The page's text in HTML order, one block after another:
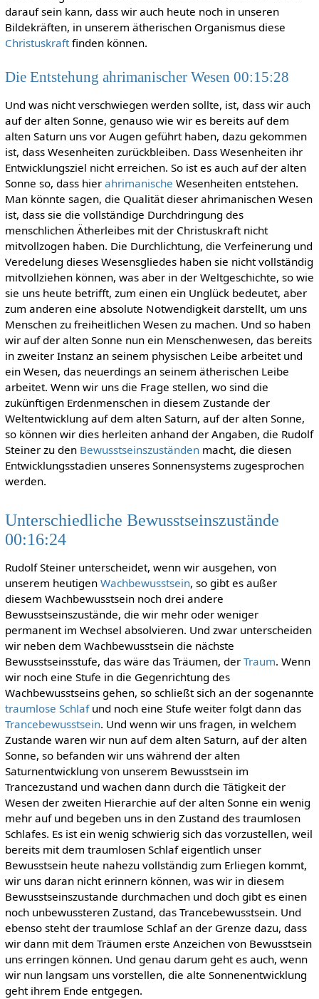
darauf sein kann, dass wir auch heute noch in unseren
Bildekräften, in unserem ätherischen Organismus diese
Christuskraftfinden können.
Die Entstehung ahrimanischer Wesen 00:15:28
Und was nicht verschwiegen werden sollte, ist, dass wir auch
auf der alten Sonne, genauso wie wir es bereits auf dem
alten Saturn uns vor Augen geführt haben, dazu gekommen
ist, dass Wesenheiten zurückbleiben. Dass Wesenheiten ihr
Entwicklungsziel nicht erreichen. So ist es auch auf der alten
Sonne so, dass hier ahrimanische Wesenheiten entstehen.
Man könnte sagen, die Qualität dieser ahrimanischen Wesen
ist, dass sie die vollständige Durchdringung des
menschlichen Ätherleibes mit der Christuskraft nicht
mitvollzogen haben. Die Durchlichtung, die Verfeinerung und
Veredelung dieses Wesensgliedes haben sie nicht vollständig
mitvollziehen können, was aber in der Weltgeschichte, so wie
sie uns heute betrifft, zum einen ein Unglück bedeutet, aber
zum anderen eine absolute Notwendigkeit darstellt, um uns
Menschen zu freiheitlichen Wesen zu machen. Und so haben
wir auf der alten Sonne nun ein Menschenwesen, das bereits
in zweiter Instanz an seinem physischen Leibe arbeitet und
ein Wesen, das neuerdings an seinem ätherischen Leibe
arbeitet. Wenn wir uns die Frage stellen, wo sind die
zukünftigen Erdenmenschen in diesem Zustande der
Weltentwicklung auf dem alten Saturn, auf der alten Sonne,
so können wir dies herleiten anhand der Angaben, die Rudolf
Steiner zu den Bewusstseinszuständenmacht, die diesen
Entwicklungsstadien unseres Sonnensystems zugesprochen
werden.
Unterschiedliche Bewusstseinszustände
00:16:24
Rudolf Steiner unterscheidet, wenn wir ausgehen, von
unserem heutigen Wachbewusstsein, so gibt es außer
diesem Wachbewusstsein noch drei andere
Bewusstseinszustände, die wir mehr oder weniger
permanent im Wechsel absolvieren. Und zwar unterscheiden
wir neben dem Wachbewusstsein die nächste
Bewusstseinsstufe, das wäre das Träumen, der Traum. Wenn
wir noch eine Stufe in die Gegenrichtung des
Wachbewusstseins gehen, so schließt sich an der sogenannte
traumlose Schlafund noch eine Stufe weiter folgt dann das
Trancebewusstsein. Und wenn wir uns fragen, in welchem
Zustande waren wir nun auf dem alten Saturn, auf der alten
Sonne, so befanden wir uns während der alten
Saturnentwicklung von unserem Bewusstsein im
Trancezustand und wachen dann durch die Tätigkeit der
Wesen der zweiten Hierarchie auf der alten Sonne ein wenig
mehr auf und begeben uns in den Zustand des traumlosen
Schlafes. Es ist ein wenig schwierig sich das vorzustellen, weil
bereits mit dem traumlosen Schlaf eigentlich unser
Bewusstsein heute nahezu vollständig zum Erliegen kommt,
wir uns daran nicht erinnern können, was wir in diesem
Bewusstseinszustande durchmachen und doch gibt es einen
noch unbewussteren Zustand, das Trancebewusstsein. Und
ebenso steht der traumlose Schlaf an der Grenze dazu, dass
wir dann mit dem Träumen erste Anzeichen von Bewusstsein
uns erringen können. Und genau darum geht es auch, wenn
wir nun langsam uns vorstellen, die alte Sonnenentwicklung
geht ihrem Ende entgegen.